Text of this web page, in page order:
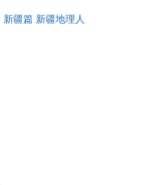
疆篇 新疆地理人